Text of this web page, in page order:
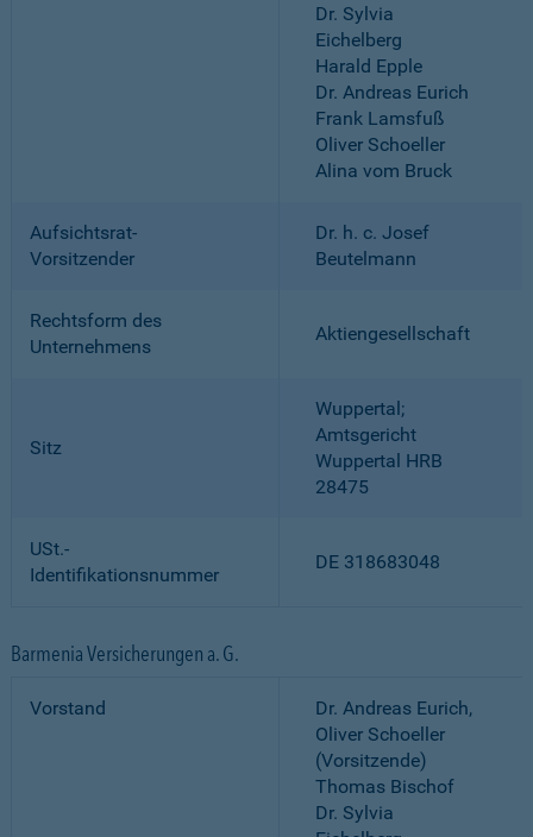
Dr. Sylvia
Eichelberg
Harald Epple
Dr. Andreas Eurich
Frank Lamsfuß
Oliver Schoeller
Alina vom Bruck
Aufsichtsrat-
Vorsitzender
Dr. h. c. Josef
Beutelmann
Rechtsform des
Unternehmens
Aktiengesellschaft
Sitz
Wuppertal;
Amtsgericht
Wuppertal HRB
28475
USt.-
Identifikationsnummer
DE 318683048
Barmenia Versicherungen a. G.
Vorstand
Dr. Andreas Eurich,
Oliver Schoeller
(Vorsitzende)
Thomas Bischof
Dr. Sylvia